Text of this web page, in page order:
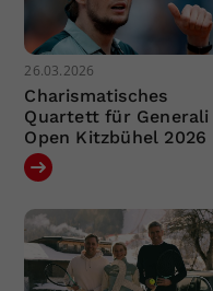
26.03.2026
Charismatisches
Quartett für Generali
Open Kitzbühel 2026